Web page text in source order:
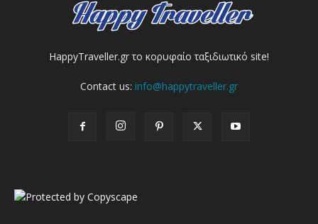
HappyTraveller.gr το κορυφαίο ταξιδιωτικό site!
Contact us: info@happytraveller.gr